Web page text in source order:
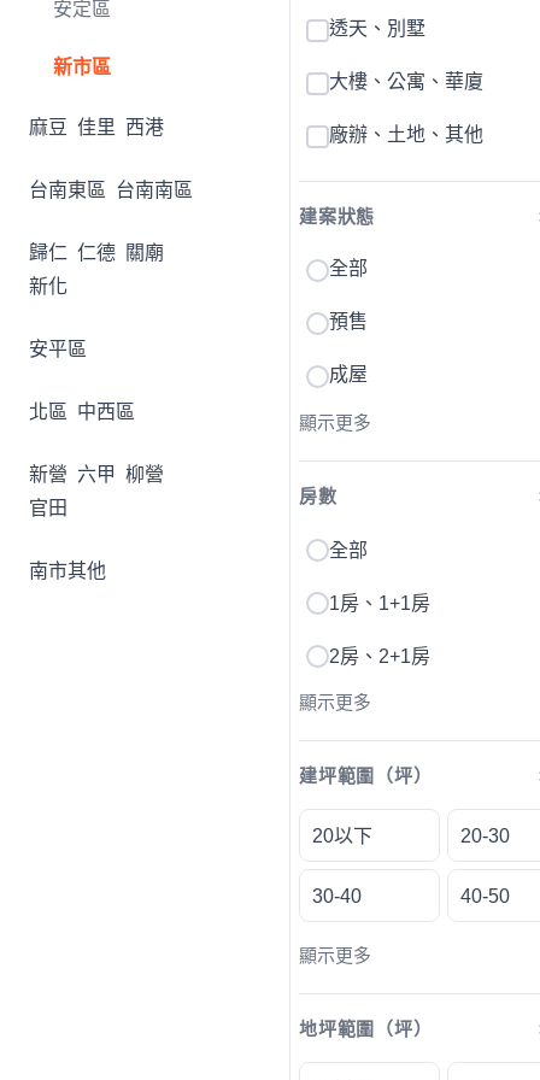
安定區
新市區
麻豆 佳里 西港
台南東區 台南南區
歸仁 仁德 關廟
新化
安平區
北區 中西區
新營 六甲 柳營
官田
南市其他
透天、別墅
大樓、公寓、華廈
廠辦、土地、其他
建案狀態
全部
預售
成屋
顯示更多
房數
全部
1房、1+1房
2房、2+1房
顯示更多
建坪範圍（坪）
20以下 20-30
30-40 40-50
顯示更多
地坪範圍（坪）